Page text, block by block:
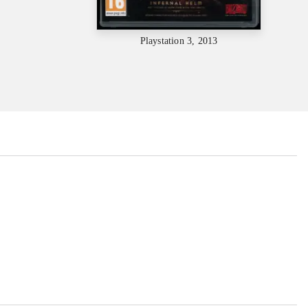
Playstation 3, 2013